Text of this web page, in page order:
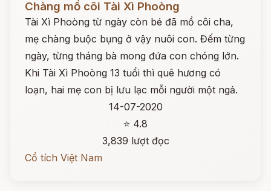
Chàng mồ côi Tài Xì Phoòng
Tài Xì Phoòng từ ngày còn bé đã mồ côi cha,
mẹ chàng buộc bụng ở vậy nuôi con. Đếm từng
ngày, từng tháng bà mong đứa con chóng lớn.
Khi Tài Xì Phoòng 13 tuổi thì quê hương có
loạn, hai mẹ con bị lưu lạc mỗi người một ngả.
14-07-2020
⭐ 4.8
3,839 lượt đọc
Cổ tích Việt Nam